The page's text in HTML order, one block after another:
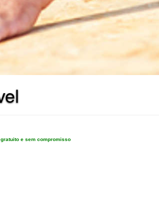
e sem compromisso